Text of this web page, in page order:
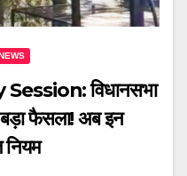
विधानसभा
बड़ा फैसला! अब इन
नियम